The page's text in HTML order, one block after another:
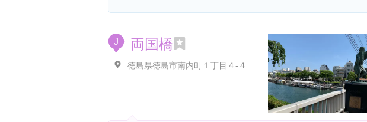
J 両国橋
徳島県徳島市南内町１丁目４-４